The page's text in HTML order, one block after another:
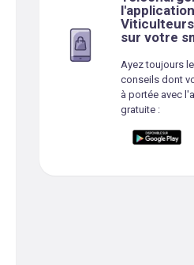
l'application
sur votre
Ayez toujours
conseils dont
à portée avec
gratuite :